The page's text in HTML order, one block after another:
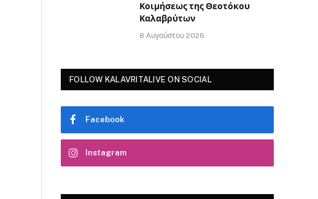
Κοιμήσεως της Θεοτόκου
Καλαβρύτων
8 Αυγούστου 2026
FOLLOW KALAVRITALIVE ON SOCIAL
Facebook
Instagram